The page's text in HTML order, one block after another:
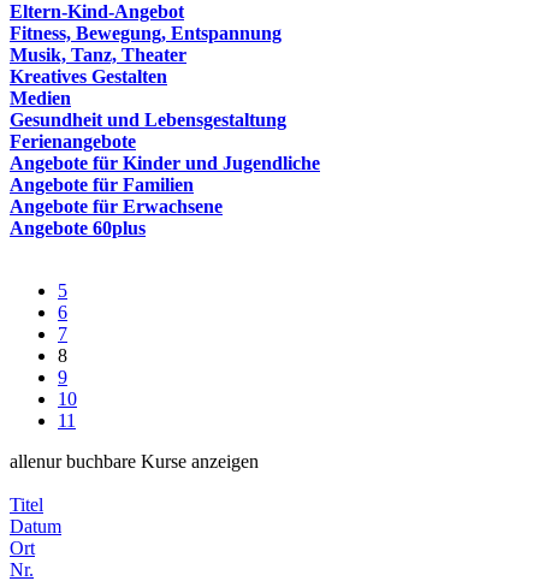
Eltern-Kind-Angebot
Fitness, Bewegung, Entspannung
Musik, Tanz, Theater
Kreatives Gestalten
Medien
Gesundheit und Lebensgestaltung
Ferienangebote
Angebote für Kinder und Jugendliche
Angebote für Familien
Angebote für Erwachsene
Angebote 60plus
5
6
7
8
9
10
11
allenur buchbare Kurse anzeigen
Titel
Datum
Ort
Nr.